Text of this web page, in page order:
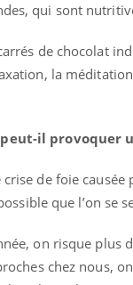
qui sont
de chocolat
la
il provoquer
de foie
que l’on se
on risque
chez nous,